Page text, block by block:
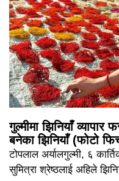
गुल्मीमा झिनियाँ
बनेका झिनियाँ (फोटो
टोपलाल अर्यालगुल्मी, ६
सुमित्रा श्रेष्ठलाई अहिले